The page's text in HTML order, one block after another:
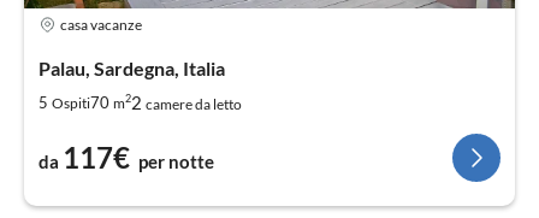
casa vacanze
Palau, Sardegna, Italia
5 Ospiti70 m22 camere da letto
da 117€ per notte